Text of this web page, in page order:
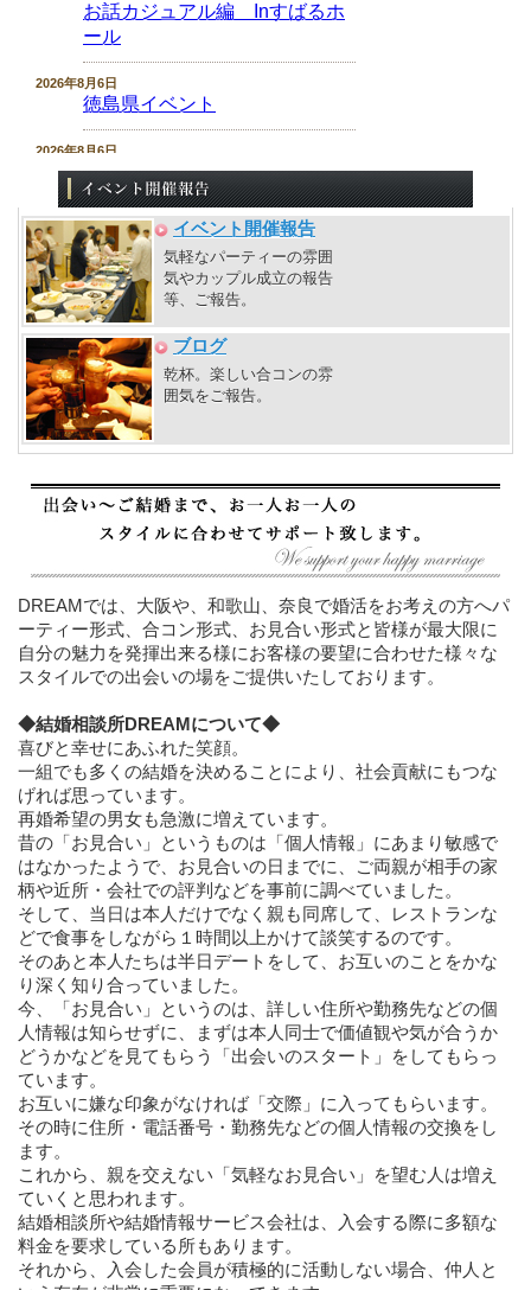
お話カジュアル編 Inすばるホ
ール
2026年8月6日
徳島県イベント
2026年8月6日
8月16日（日）13：20 45歳～
の恋愛 癒しや落ち着きのある
穏やかな関係が理想編 Inふれ
あい健康館
2026年8月6日
8月16日（日）15：10 35歳～
の いつまでも若く見られる理
想のカップル ノンスモーカー
編 Inふれあい健康館
2026年8月6日
9月6日（日）13：20 40歳
代・50歳代の婚カツ 出逢いた
いのは地元編 Inふれあい健康
2026年8月6日
9月6日（日）15：10 安定職限
定 ハイEXECUTIVE編 Inふ
れあい健康館
9月27日（日）13：20 30歳
代・40歳代 年上女性 年下男
性編 Inふれあい健康館
2026年8月6日
香川県イベント
イベント開催報告
気軽なパーティーの雰囲
気やカップル成立の報告
等、ご報告。
ブログ
乾杯。楽しい合コンの雰
囲気をご報告。
DREAMでは、大阪や、和歌山、奈良で婚活をお考えの方へパ
ーティー形式、合コン形式、お見合い形式と皆様が最大限に
自分の魅力を発揮出来る様にお客様の要望に合わせた様々な
スタイルでの出会いの場をご提供いたしております。
◆結婚相談所DREAMについて◆
喜びと幸せにあふれた笑顔。
一組でも多くの結婚を決めることにより、社会貢献にもつな
げれば思っています。
再婚希望の男女も急激に増えています。
昔の「お見合い」というものは「個人情報」にあまり敏感で
はなかったようで、お見合いの日までに、ご両親が相手の家
柄や近所・会社での評判などを事前に調べていました。
そして、当日は本人だけでなく親も同席して、レストランな
どで食事をしながら１時間以上かけて談笑するのです。
そのあと本人たちは半日デートをして、お互いのことをかな
り深く知り合っていました。
今、「お見合い」というのは、詳しい住所や勤務先などの個
人情報は知らせずに、まずは本人同士で価値観や気が合うか
どうかなどを見てもらう「出会いのスタート」をしてもらっ
ています。
お互いに嫌な印象がなければ「交際」に入ってもらいます。
その時に住所・電話番号・勤務先などの個人情報の交換をし
ます。
これから、親を交えない「気軽なお見合い」を望む人は増え
ていくと思われます。
結婚相談所や結婚情報サービス会社は、入会する際に多額な
料金を要求している所もあります。
それから、入会した会員が積極的に活動しない場合、仲人と